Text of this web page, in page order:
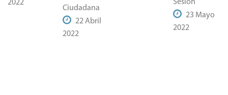
2022
Ciudadana
22 Abril
2022
Sesión
23 Mayo
2022